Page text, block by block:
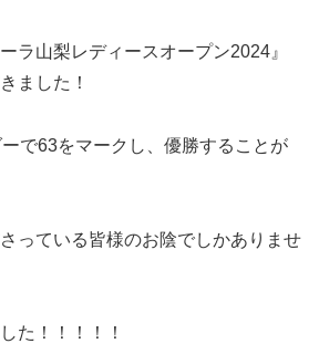
ラ山梨レディースオープン2024』
ました！
で63をマークし、優勝することが
っている皆様のお陰でしかありませ
た！！！！！